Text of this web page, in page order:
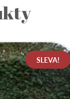
SLEVA!